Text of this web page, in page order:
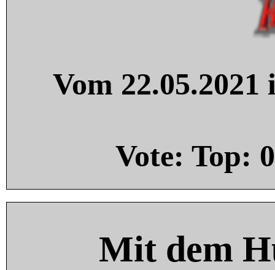
Vom
Vote: Top: 0
Mit dem